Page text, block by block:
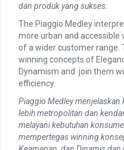
dan produk yang sukses.
The Piaggio Medley
more urban and accessible
of a wider customer range.
winning concepts of
Dynamism and join them
efficiency.
Piaggio Medley
lebih metropolitan dan
melayani kebutuhan
mempertegas winning